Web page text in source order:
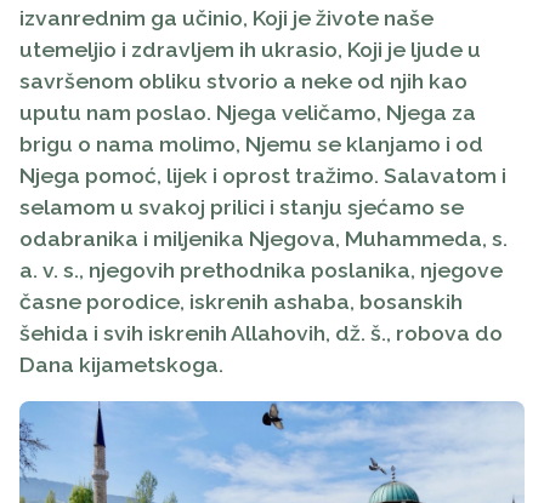
izvanrednim ga učinio, Koji je živote naše
utemeljio i zdravljem ih ukrasio, Koji je ljude u
savršenom obliku stvorio a neke od njih kao
uputu nam poslao. Njega veličamo, Njega za
brigu o nama molimo, Njemu se klanjamo i od
Njega pomoć, lijek i oprost tražimo. Salavatom i
selamom u svakoj prilici i stanju sjećamo se
odabranika i miljenika Njegova, Muhammeda, s.
a. v. s., njegovih prethodnika poslanika, njegove
časne porodice, iskrenih ashaba, bosanskih
šehida i svih iskrenih Allahovih, dž. š., robova do
Dana kijametskoga.